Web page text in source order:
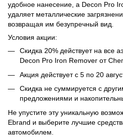
удобное нанесение, а Decon Pro
удаляет металлические
возвращая им безупречный вид.
Условия акции:
Скидка 20% действует на все
Decon Pro Iron Remover от
Акция действует с 5 по 20
Скидка не суммируется с
предложениями и
Не упустите эту уникальную
Ebrand и выберите лучшие
автомобилем.